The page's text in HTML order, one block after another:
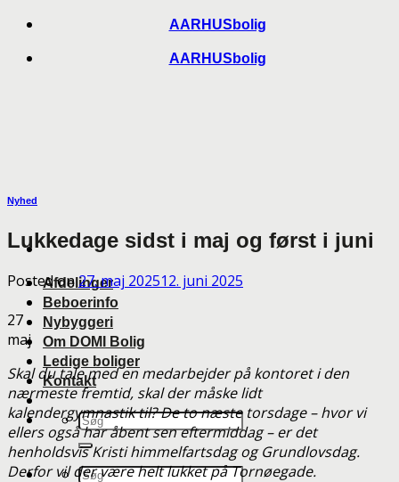
Skip
content
AARHUSbolig
AARHUSbolig
Afdelinger
Beboerinfo
Nybyggeri
Om DOMI Bolig
Ledige boliger
Kontakt
Nyhed
Lukkedage sidst i maj og først i juni
Posted on27. maj 202512. juni 2025
27
maj
Skal du tale med en medarbejder på kontoret i den
nærmeste fremtid, skal der måske lidt
kalendergymnastik til? De to næste torsdage – hvor vi
ellers også har åbent sen eftermiddag – er det
henholdsvis Kristi himmelfartsdag og Grundlovsdag.
Derfor vil der være helt lukket på Tornøegade.